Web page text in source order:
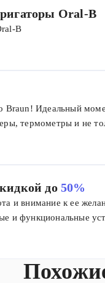
и Gillette Venus — это
пока акция действует!
Oral-B
B
Braun! Идеальный
термометры и не
до50%
и внимание к ее
и функциональные